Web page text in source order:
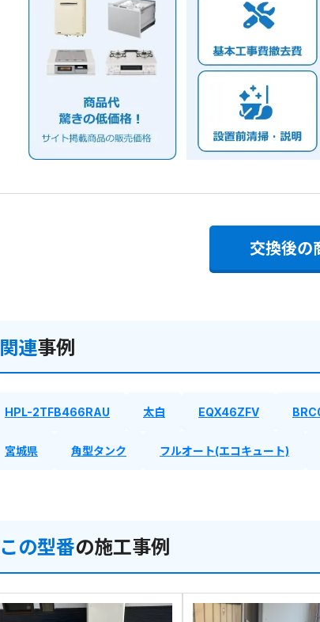
交換後の
関連事例
HPL-2TFB466RAU 太白 EQX46ZFV
宮城県 角型タンク フルオート(エコキュート)
この型番の施工事例